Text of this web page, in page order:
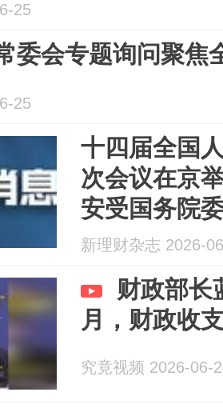
25
委会专题询问聚焦
25
十四届全国
次会议在京
安受国务院
央决算的报
新理财杂志 2026-
财政部长
月，财政收
究竟视频 2026-06-